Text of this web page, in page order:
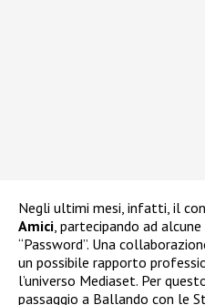
Negli ultimi mesi, infatti, il
Amici, partecipando ad
“Password”. Una
un possibile rapporto
l’universo Mediaset. Per
passaggio a Ballando con le